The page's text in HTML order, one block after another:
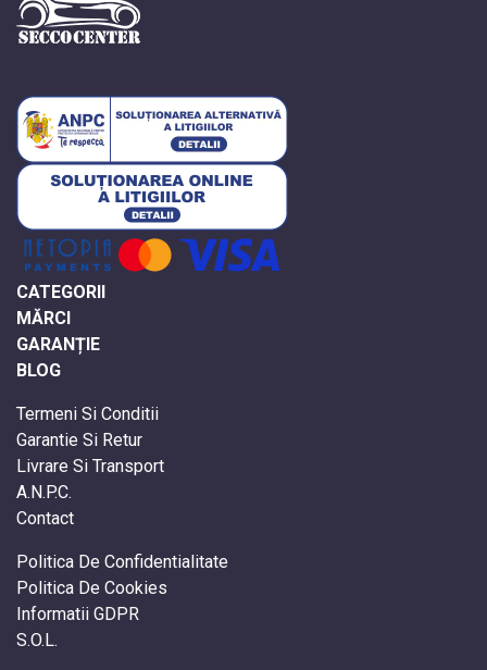
CATEGORII
MĂRCI
GARANȚIE
BLOG
Termeni Si Conditii
Garantie Si Retur
Livrare Si Transport
A.N.P.C.
Contact
Politica De Confidentialitate
Politica De Cookies
Informatii GDPR
S.O.L.